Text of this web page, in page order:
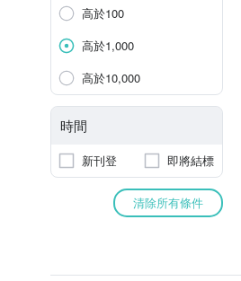
高於100
高於1,000
高於10,000
時間
新刊登 即將結標
清除所有條件